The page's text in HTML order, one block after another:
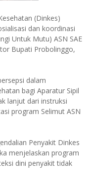
(Dinkes)
dan koordinasi
Untuk Mutu) ASN SAE
Bupati Probolinggo,
dalam
bagi Aparatur Sipil
lanjut dari instruksi
program Selimut ASN
Penyakit Dinkes
menjelaskan program
dini penyakit tidak